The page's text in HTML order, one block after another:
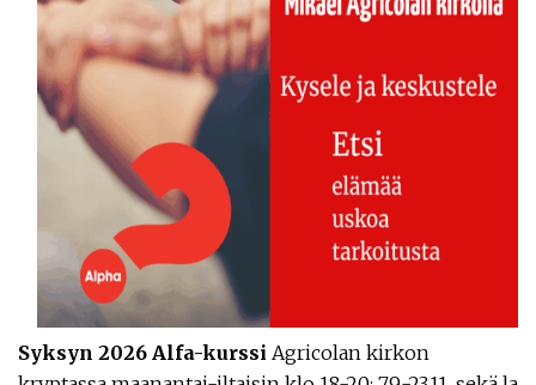
Syksyn 2026 Alfa-kurssi Agricolan kirkon